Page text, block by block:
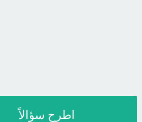
اطرح سؤالاً